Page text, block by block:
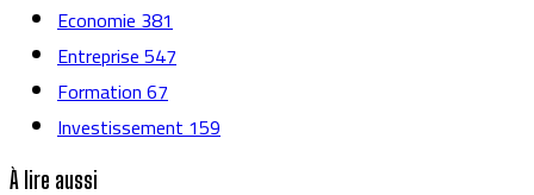
Economie381
Entreprise547
Formation67
Investissement159
À lire aussi